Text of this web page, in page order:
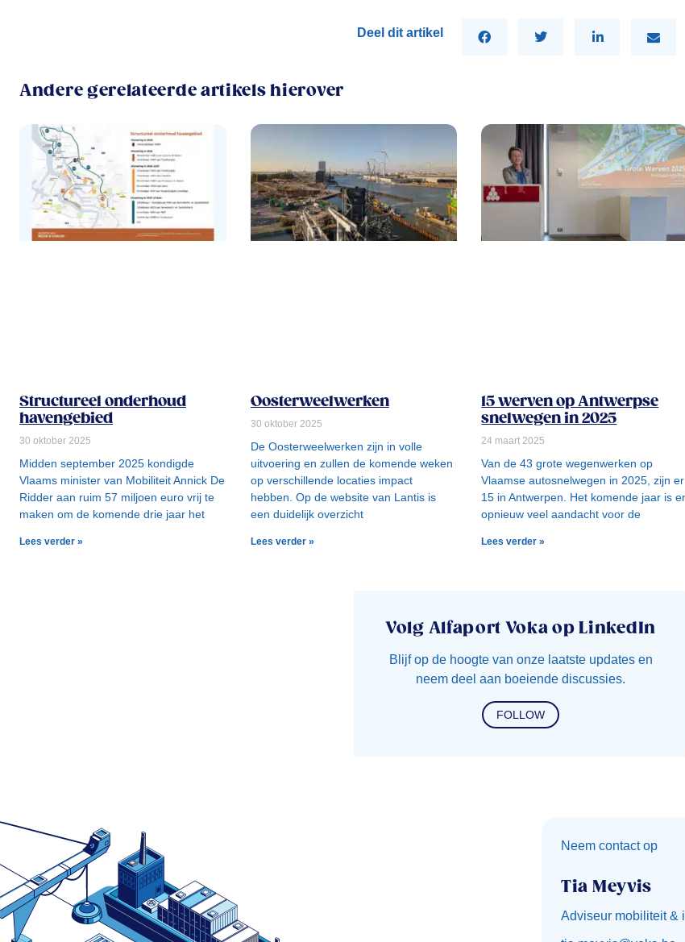
Deel dit artikel
Andere gerelateerde artikels hierover
Structureel onderhoud
havengebied
30 oktober 2025
Midden september 2025 kondigde
Vlaams minister van Mobiliteit Annick De
Ridder aan ruim 57 miljoen euro vrij te
maken om de komende drie jaar het
Lees verder »
Oosterweelwerken
30 oktober 2025
De Oosterweelwerken zijn in volle
uitvoering en zullen de komende weken
op verschillende locaties impact
hebben. Op de website van Lantis is
een duidelijk overzicht
Lees verder »
15 werven op Antwerpse
snelwegen in 2025
24 maart 2025
Van de 43 grote wegenwerken op
Vlaamse autosnelwegen in 2025, zijn er
15 in Antwerpen. Het komende jaar is er
opnieuw veel aandacht voor de
Lees verder »
Volg Alfaport Voka op LinkedIn
Blijf op de hoogte van onze laatste updates en
neem deel aan boeiende discussies.
FOLLOW
Neem contact op
Tia Meyvis
Adviseur mobiliteit &